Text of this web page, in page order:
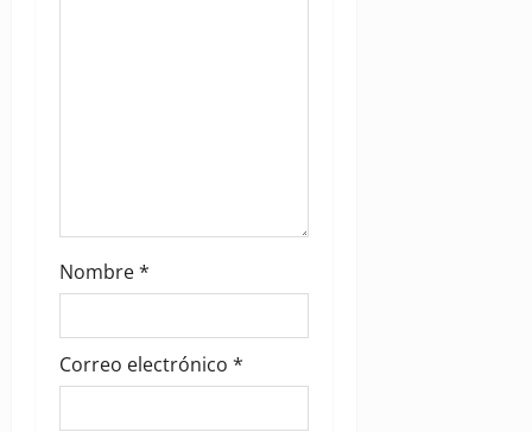
Nombre*
Correo electrónico *